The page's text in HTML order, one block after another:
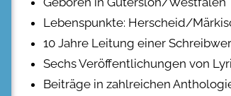
Lebenspunkte: Herscheid/
10 Jahre Leitung einer
Sechs Veröffentlichungen von
Beiträge in zahlreichen